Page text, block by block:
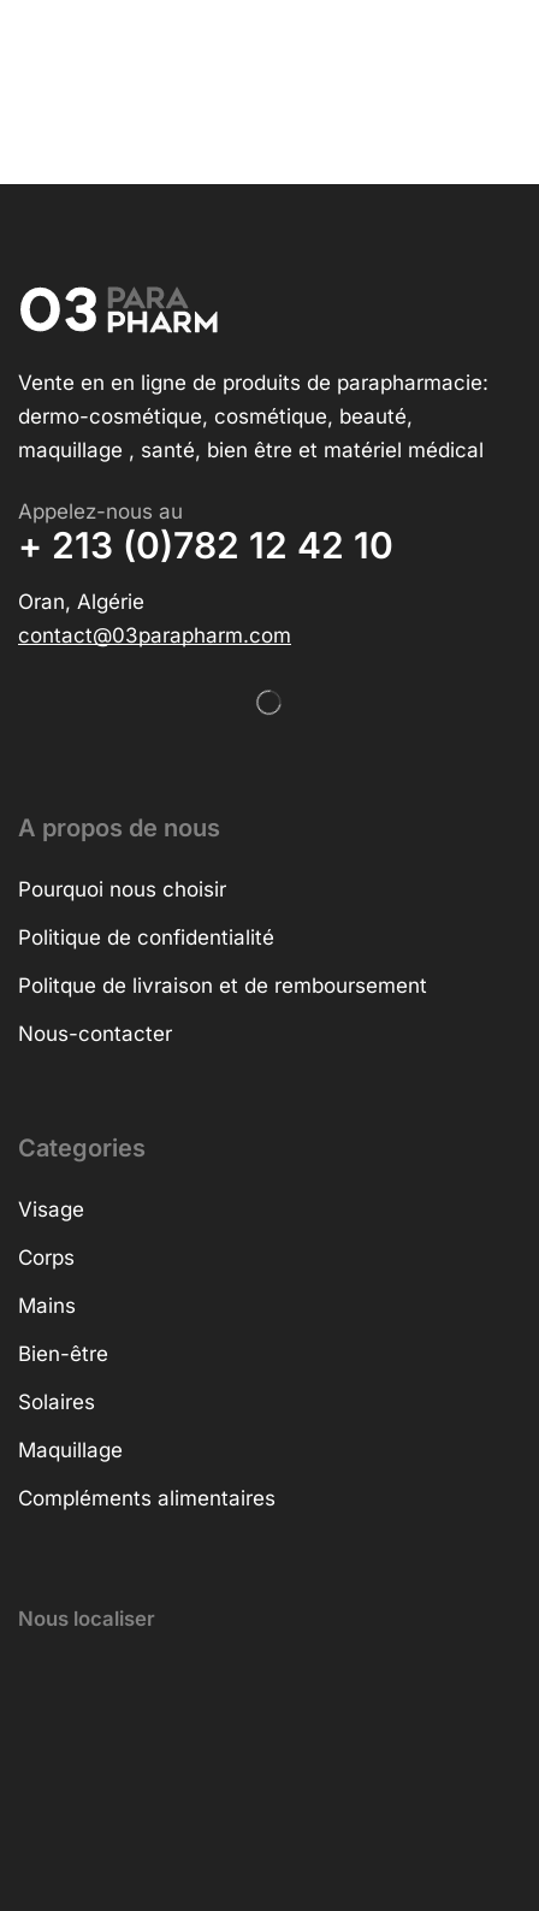
Vente en en ligne de produits de parapharmacie:
dermo-cosmétique, cosmétique, beauté,
maquillage , santé, bien être et matériel médical
Appelez-nous au
+ 213 (0)782 12 42 10
Oran, Algérie
contact@03parapharm.com
A propos de nous
Pourquoi nous choisir
Politique de confidentialité
Politque de livraison et de remboursement
Nous-contacter
Categories
Visage
Corps
Mains
Bien-être
Solaires
Maquillage
Compléments alimentaires
Nous localiser